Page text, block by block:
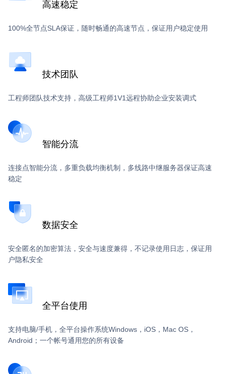
高速稳定
100%全节点SLA保证，随时畅通的高速节点，保证用户稳定使用
技术团队
工程师团队技术支持，高级工程师1V1远程协助企业安装调式
智能分流
连接点智能分流，多重负载均衡机制，多线路中继服务器保证高速
稳定
数据安全
安全匿名的加密算法，安全与速度兼得，不记录使用日志，保证用
户隐私安全
全平台使用
支持电脑/手机，全平台操作系统Windows，iOS，Mac OS，
Android；一个帐号通用您的所有设备